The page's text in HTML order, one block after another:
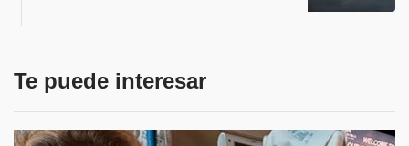
Te puede interesar